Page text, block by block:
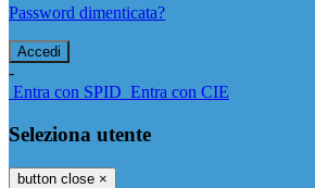
Password dimenticata?
-
Entra con SPID Entra con CIE
Seleziona utente
button close ×